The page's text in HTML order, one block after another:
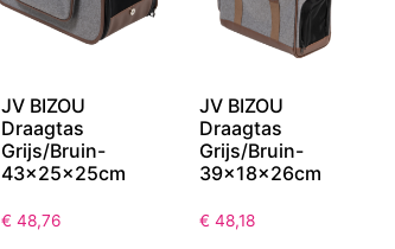
JV BIZOU
Draagtas
Grijs/Bruin-
43x25x25cm
€ 48,76
JV BIZOU
Draagtas
Grijs/Bruin-
39x18x26cm
€ 48,18